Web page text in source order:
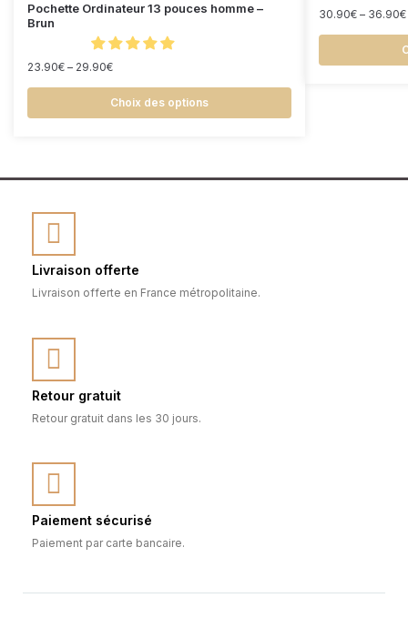
Pochette Ordinateur 13 pouces homme –
Brun
23.90€ – 29.90€
Choix des options
30.90€ – 36.90€
Livraison offerte
Livraison offerte en France métropolitaine.
Retour gratuit
Retour gratuit dans les 30 jours.
Paiement sécurisé
Paiement par carte bancaire.